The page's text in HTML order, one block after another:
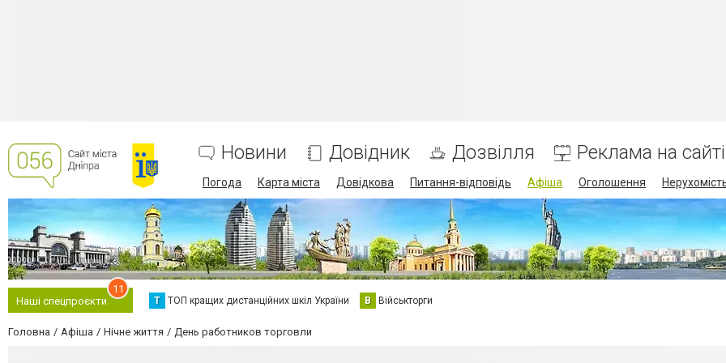
Новини Довідник Дозвілля Реклама на сайті
Погода Карта міста Довідкова Питання-відповідь Афіша Оголошення
Наші спецпроєкти
11
Т ТОП кращих дистанційних шкіл України В Військторги
Головна Афіша Нічне життя День работников торговли